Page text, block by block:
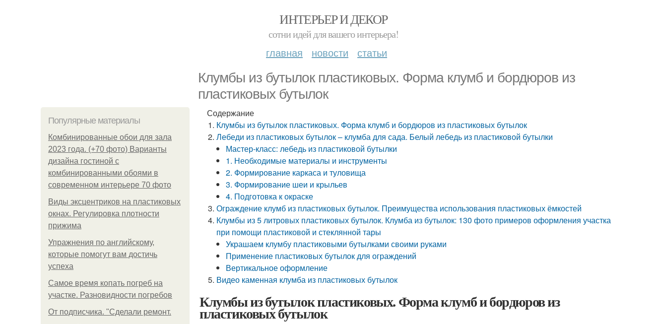
ИНТЕРЬЕР И ДЕКОР
сотни идей для вашего интерьера!
главная новости статьи
Клумбы из бутылок пластиковых. Форма клумб и бордюров из
пластиковых бутылок
Популярные материалы
Комбинированные обои для зала
2023 года. (+70 фото) Варианты
дизайна гостиной с
комбинированными обоями в
современном интерьере 70 фото
Виды эксцентриков на пластиковых
окнах. Регулировка плотности
прижима
Упражнения по английскому,
которые помогут вам достичь
успеха
Самое время копать погреб на
участке. Разновидности погребов
От подписчика. "Сделали ремонт.
Содержание
Клумбы из бутылок пластиковых. Форма клумб и бордюров из пластиковых бутылок
Лебеди из пластиковых бутылок – клумба для сада. Белый лебедь из пластиковой бутылки
Мастер-класс: лебедь из пластиковой бутылки
1. Необходимые материалы и инструменты
2. Формирование каркаса и туловища
3. Формирование шеи и крыльев
4. Подготовка к окраске
Ограждение клумб из пластиковых бутылок. Преимущества использования пластиковых ёмкостей
Клумбы из 5 литровых пластиковых бутылок. Клумба из бутылок: 130 фото примеров оформления участка
при помощи пластиковой и стеклянной тары
Украшаем клумбу пластиковыми бутылками своими руками
Применение пластиковых бутылок для ограждений
Вертикальное оформление
Видео каменная клумба из пластиковых бутылок
Клумбы из бутылок пластиковых. Форма клумб и бордюров из
пластиковых бутылок